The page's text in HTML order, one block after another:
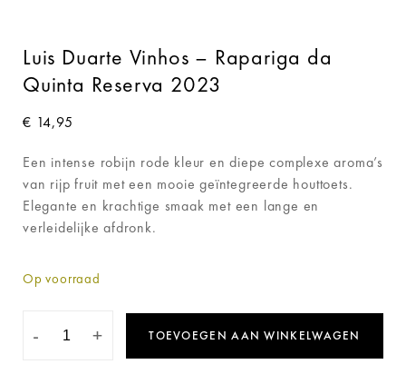
Luis Duarte Vinhos – Rapariga da
Quinta Reserva 2023
€ 14,95
Een intense robijn rode kleur en diepe complexe aroma’s
van rijp fruit met een mooie geïntegreerde houttoets.
Elegante en krachtige smaak met een lange en
verleidelijke afdronk.
Op voorraad
- + TOEVOEGEN AAN WINKELWAGEN